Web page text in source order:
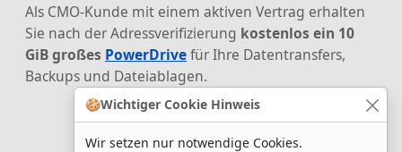
🍪Wichtiger Cookie Hinweis
Wir setzen nur notwendige Cookies.
Als CMO-Kunde mit einem aktiven Vertrag erhalten
Sie nach der Adressverifizierung kostenlos ein 10
GiB großes PowerDrivefür Ihre Datentransfers,
Backups und Dateiablagen.